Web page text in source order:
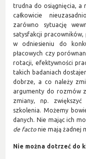
trudna do osiągnięcia, a
całkowicie
zarówno sytuację
satysfakcji
w odniesieniu do
płacowych czy
rotacji, efektywności
takich badaniach
dobrze, a co należy
argumenty do rozmów
zmiany, np.
szkolenia. Możemy
danych. Nie mając ich
de factonie mają żadnej
Nie można dotrzeć do